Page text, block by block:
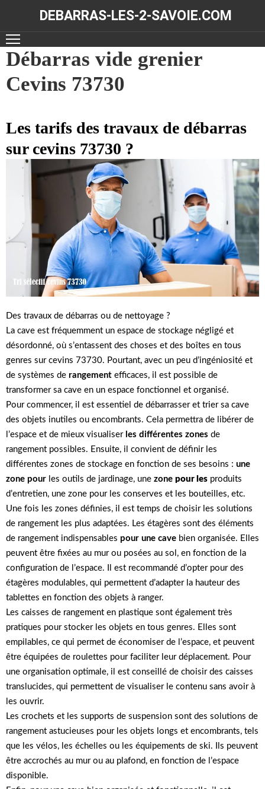
DEBARRAS-LES-2-SAVOIE.COM
ACCUEIL
DÉBARRAS
RÉALISATIONS
CONTACT
Débarras vide grenier
Cevins 73730
Les tarifs des travaux de débarras
sur cevins 73730 ?
Des travaux de débarras ou de nettoyage ?
La cave est fréquemment un espace de stockage négligé et
désordonné, où s’entassent des choses et des boîtes en tous
genres sur cevins 73730. Pourtant, avec un peu d’ingéniosité et
de systèmes de rangement efficaces, il est possible de
transformer sa cave en un espace fonctionnel et organisé.
Pour commencer, il est essentiel de débarrasser et trier sa cave
des objets inutiles ou encombrants. Cela permettra de libérer de
l’espace et de mieux visualiser les différentes zones de
rangement possibles. Ensuite, il convient de définir les
différentes zones de stockage en fonction de ses besoins : une
zone pour les outils de jardinage, une zone pour les produits
d’entretien, une zone pour les conserves et les bouteilles, etc.
Une fois les zones définies, il est temps de choisir les solutions
de rangement les plus adaptées. Les étagères sont des éléments
de rangement indispensables pour une cave bien organisée. Elles
peuvent être fixées au mur ou posées au sol, en fonction de la
configuration de l’espace. Il est recommandé d’opter pour des
étagères modulables, qui permettent d’adapter la hauteur des
tablettes en fonction des objets à ranger.
Les caisses de rangement en plastique sont également très
pratiques pour stocker les objets en tous genres. Elles sont
empilables, ce qui permet de économiser de l’espace, et peuvent
être équipées de roulettes pour faciliter leur déplacement. Pour
une organisation optimale, il est conseillé de choisir des caisses
translucides, qui permettent de visualiser le contenu sans avoir à
les ouvrir.
Les crochets et les supports de suspension sont des solutions de
rangement astucieuses pour les objets longs et encombrants, tels
que les vélos, les échelles ou les équipements de ski. Ils peuvent
être accrochés au mur ou au plafond, en fonction de l’espace
disponible.